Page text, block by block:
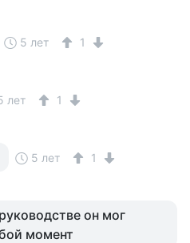
5 лет 1
лет 1
5 лет 1
он мог
момент